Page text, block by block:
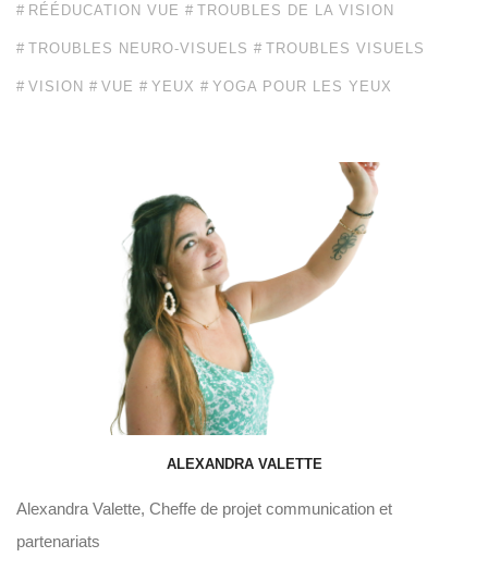
RÉÉDUCATION VUE TROUBLES DE LA VISION
TROUBLES NEURO-VISUELS TROUBLES VISUELS
VISION VUE YEUX YOGA POUR LES YEUX
ALEXANDRA VALETTE
Alexandra Valette, Cheffe de projet communication et
partenariats